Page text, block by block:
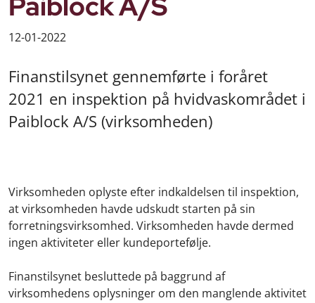
12-01-2022
Finanstilsynet gennemførte i foråret
2021 en inspektion på hvidvaskområdet i
Paiblock A/S (virksomheden)
Virksomheden oplyste efter indkaldelsen til inspektion,
at virksomheden havde udskudt starten på sin
forretningsvirksomhed. Virksomheden havde dermed
ingen aktiviteter eller kundeportefølje.
Finanstilsynet besluttede på baggrund af
virksomhedens oplysninger om den manglende aktivitet